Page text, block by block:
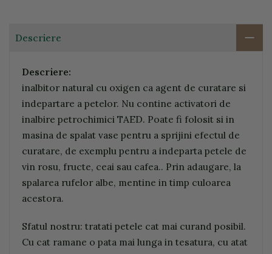
Descriere
Descriere:
inalbitor natural cu oxigen ca agent de curatare si
indepartare a petelor. Nu contine activatori de
inalbire petrochimici TAED. Poate fi folosit si in
masina de spalat vase pentru a sprijini efectul de
curatare, de exemplu pentru a indeparta petele de
vin rosu, fructe, ceai sau cafea.. Prin adaugare, la
spalarea rufelor albe, mentine in timp culoarea
acestora.
Sfatul nostru: tratati petele cat mai curand posibil.
Cu cat ramane o pata mai lunga in tesatura, cu atat